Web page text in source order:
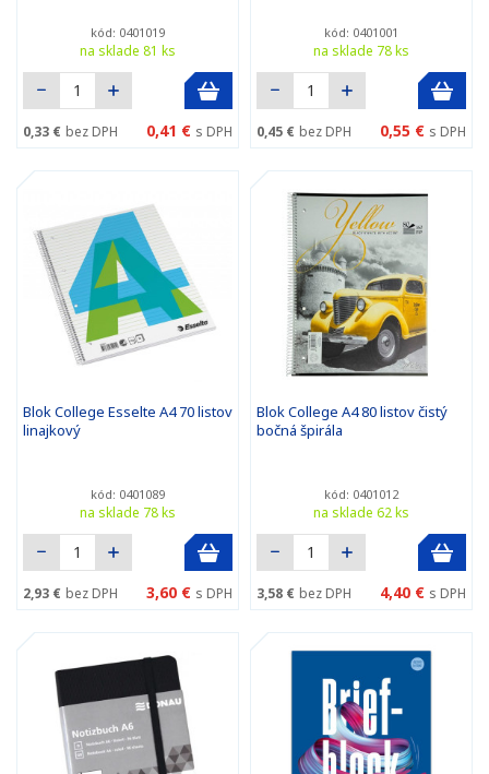
kód: 0401019
na sklade 81 ks
0,33 € bez DPH 0,41 € s DPH
kód: 0401001
na sklade 78 ks
0,45 € bez DPH 0,55 € s DPH
Blok College Esselte A4 70 listov
linajkový
kód: 0401089
na sklade 78 ks
2,93 € bez DPH 3,60 € s DPH
Blok College A4 80 listov čistý
bočná špirála
kód: 0401012
na sklade 62 ks
3,58 € bez DPH 4,40 € s DPH